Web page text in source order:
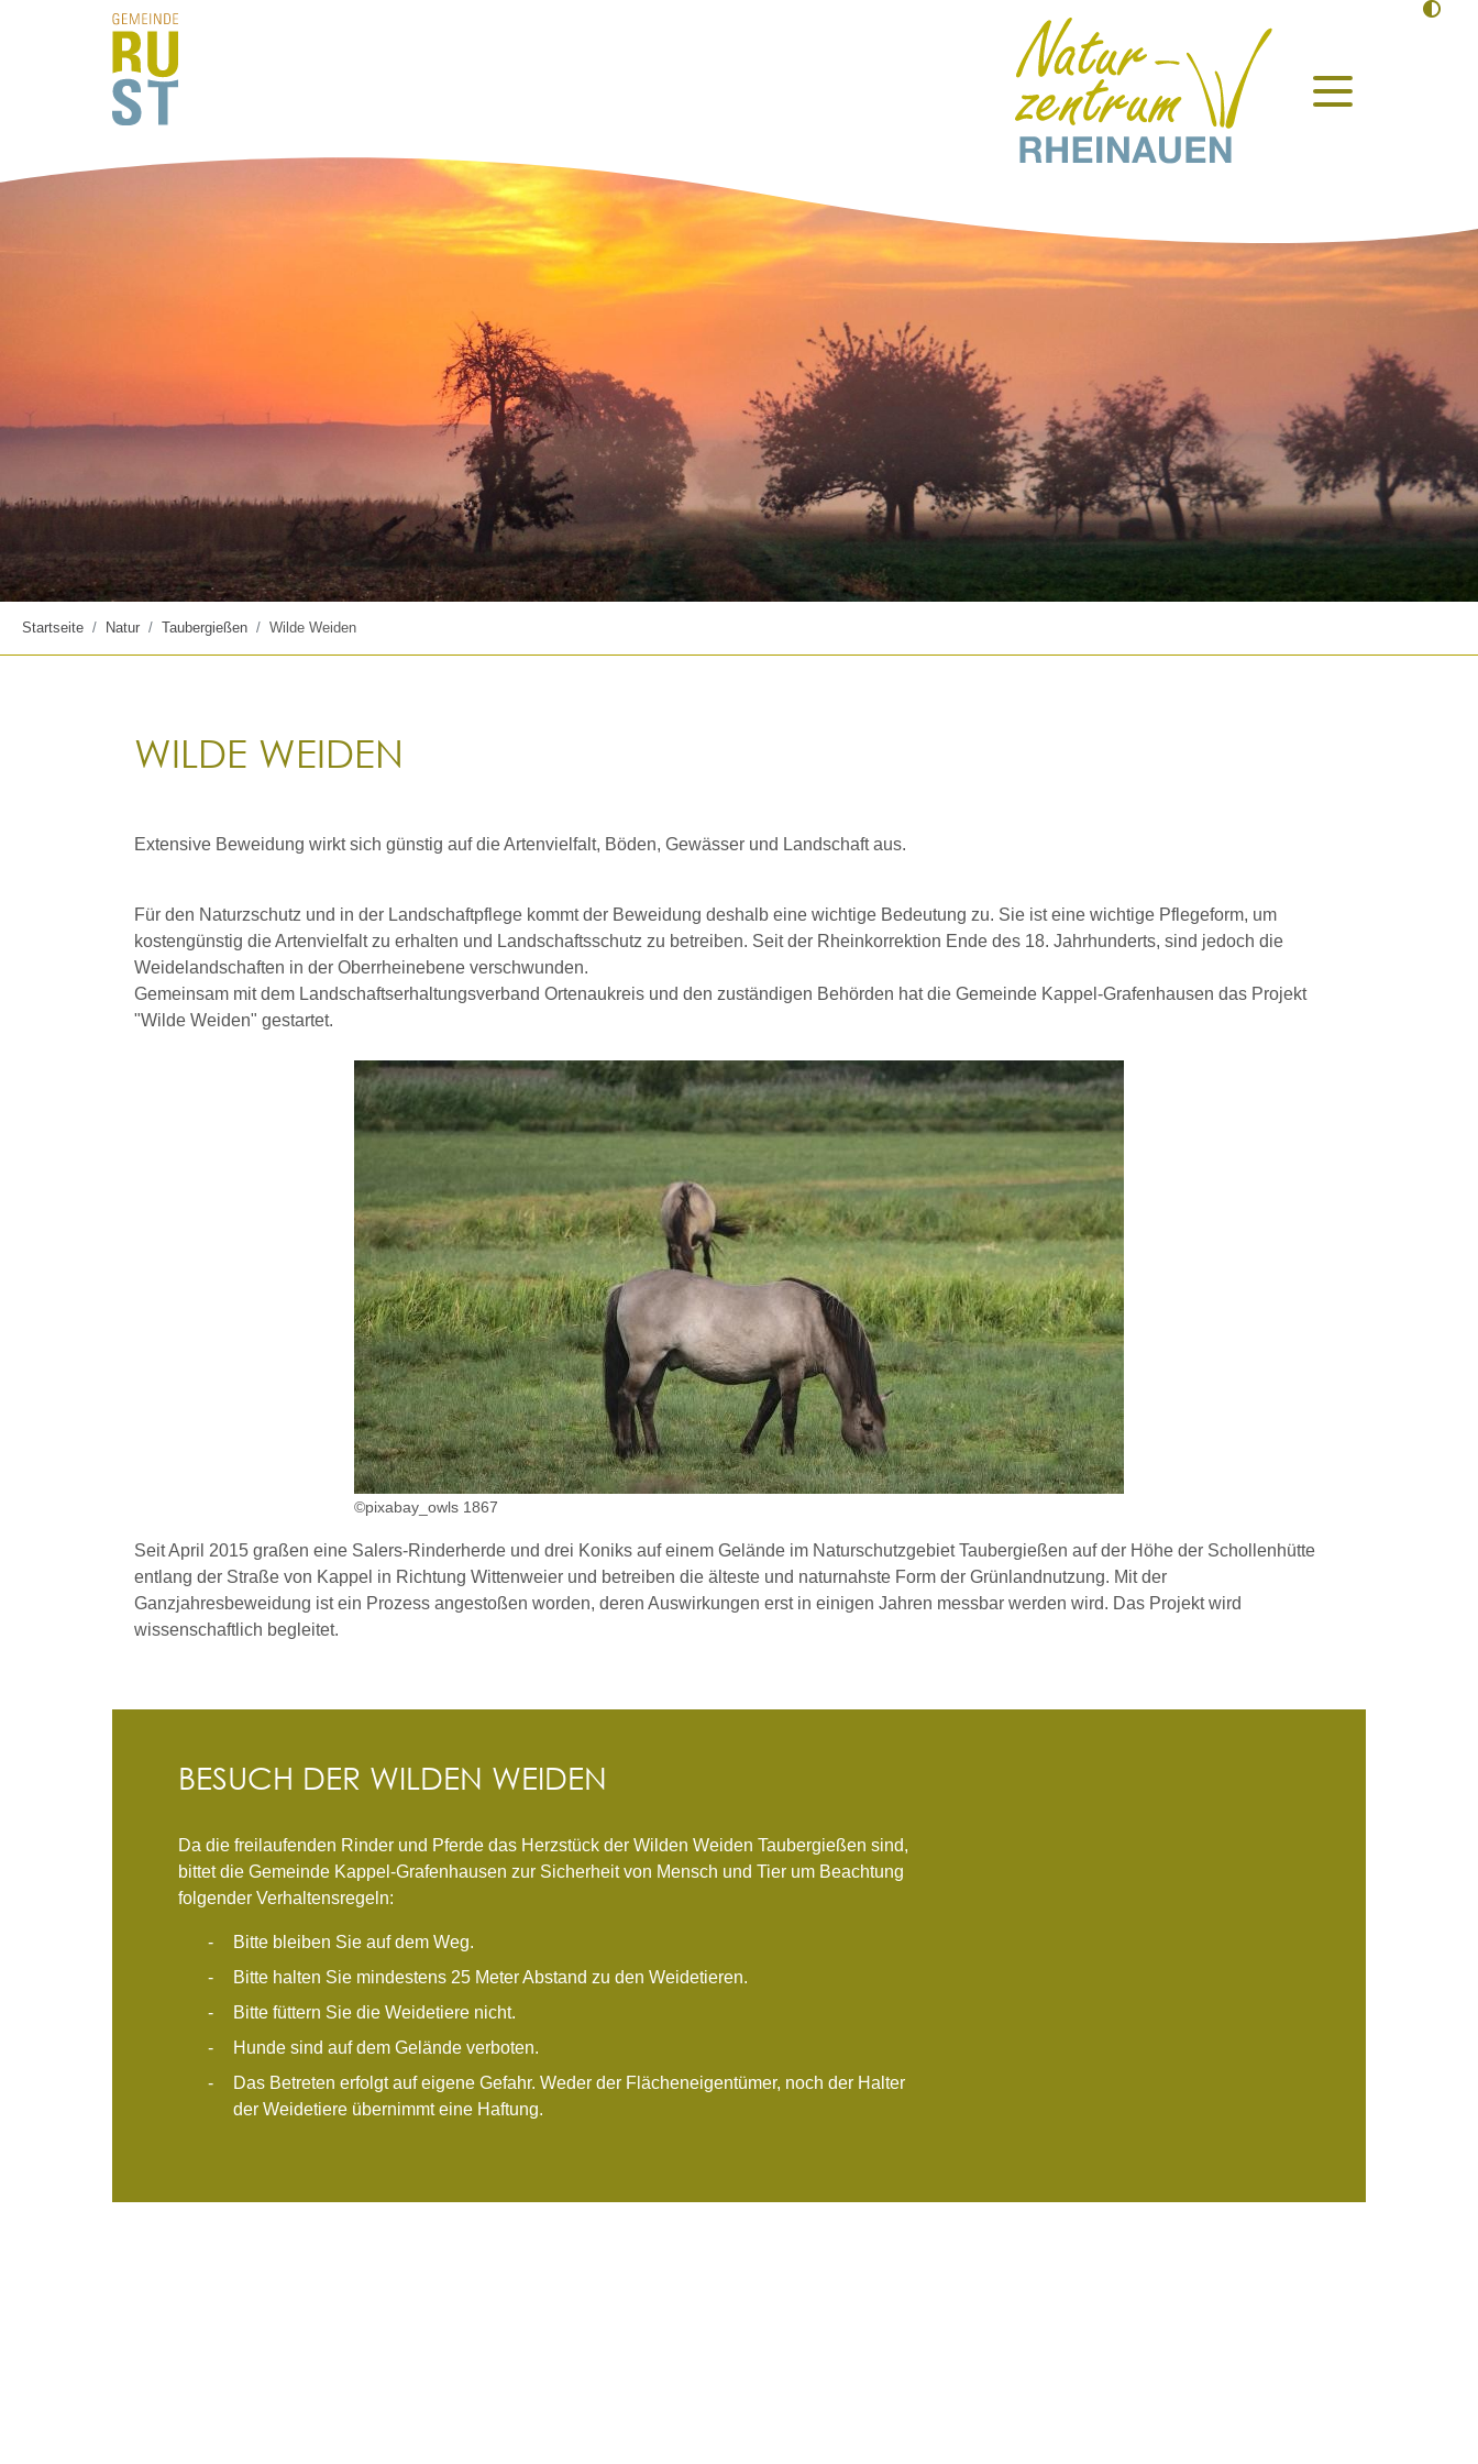
Startseite Natur Taubergießen Wilde Weiden
WILDE WEIDEN
Extensive Beweidung wirkt sich günstig auf die Artenvielfalt, Böden, Gewässer und Landschaft aus.
Für den Naturzschutz und in der Landschaftpflege kommt der Beweidung deshalb eine wichtige Bedeutung zu. Sie ist eine wichtige Pflegeform, um
kostengünstig die Artenvielfalt zu erhalten und Landschaftsschutz zu betreiben. Seit der Rheinkorrektion Ende des 18. Jahrhunderts, sind jedoch die
Weidelandschaften in der Oberrheinebene verschwunden.
Gemeinsam mit dem Landschaftserhaltungsverband Ortenaukreis und den zuständigen Behörden hat die Gemeinde Kappel-Grafenhausen das Projekt
"Wilde Weiden" gestartet.
©pixabay_owls 1867
Seit April 2015 graßen eine Salers-Rinderherde und drei Koniks auf einem Gelände im Naturschutzgebiet Taubergießen auf der Höhe der Schollenhütte
entlang der Straße von Kappel in Richtung Wittenweier und betreiben die älteste und naturnahste Form der Grünlandnutzung. Mit der
Ganzjahresbeweidung ist ein Prozess angestoßen worden, deren Auswirkungen erst in einigen Jahren messbar werden wird. Das Projekt wird
wissenschaftlich begleitet.
BESUCH DER WILDEN WEIDEN
Da die freilaufenden Rinder und Pferde das Herzstück der Wilden Weiden Taubergießen sind,
bittet die Gemeinde Kappel-Grafenhausen zur Sicherheit von Mensch und Tier um Beachtung
folgender Verhaltensregeln:
Bitte bleiben Sie auf dem Weg.
Bitte halten Sie mindestens 25 Meter Abstand zu den Weidetieren.
Bitte füttern Sie die Weidetiere nicht.
Hunde sind auf dem Gelände verboten.
Das Betreten erfolgt auf eigene Gefahr. Weder der Flächeneigentümer, noch der Halter
der Weidetiere übernimmt eine Haftung.